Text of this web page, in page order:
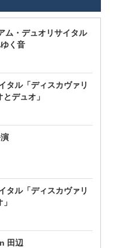
ム・デュオリサイタル
く音
タル「ディスカヴァリ
デュオ」
タル「ディスカヴァリ
田辺